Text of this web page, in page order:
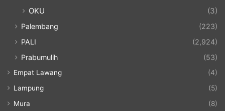
OKU (3)
Palembang
(223)
PALI
(2,924)
Prabumulih
(53)
Empat Lawang
(4)
Lampung
(5)
Mura
(8)